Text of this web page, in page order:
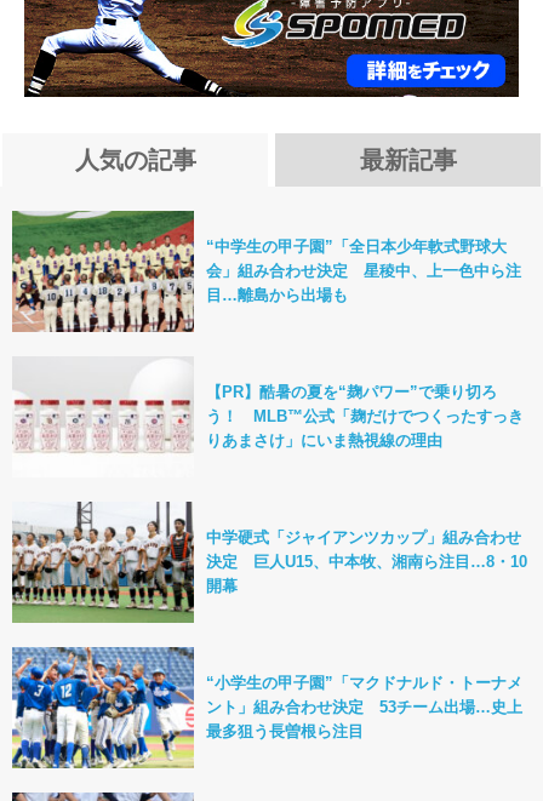
人気の記事 最新記事
“中学生の甲子園”「全日本少年軟式野球大
会」組み合わせ決定 星稜中、上一色中ら注
目…離島から出場も
【PR】酷暑の夏を“麹パワー”で乗り切ろ
う！ MLB™公式「麹だけでつくったすっき
りあまさけ」にいま熱視線の理由
中学硬式「ジャイアンツカップ」組み合わせ
決定 巨人U15、中本牧、湘南ら注目…8・10
開幕
“小学生の甲子園”「マクドナルド・トーナメ
ント」組み合わせ決定 53チーム出場…史上
最多狙う長曽根ら注目